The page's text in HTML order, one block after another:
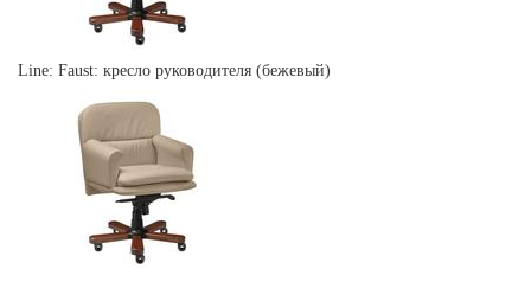
Line: Faust: кресло руководителя (бежевый)